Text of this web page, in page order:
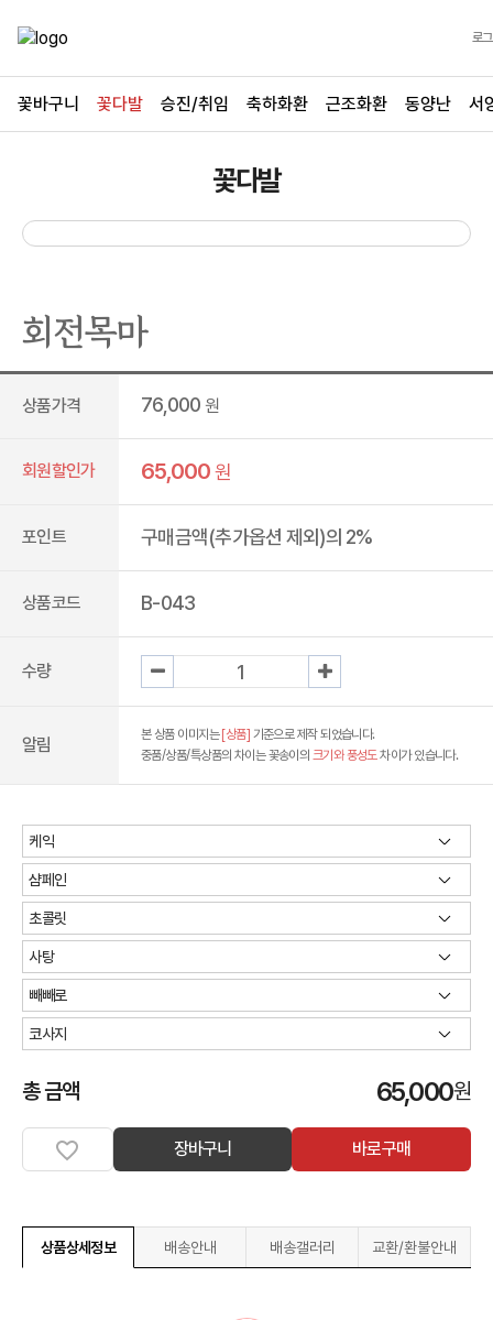
로
꽃바구니 꽃다발 승진/취임 축하화환 근조화환 동양난 서
꽃다발
회전목마
상품가격 76,000 원
회원할인가 65,000원
포인트 구매금액(추가옵션 제외)의 2%
상품코드 B-043
수량
알림 본 상품 이미지는 [상품] 기준으로 제작 되었습니다.
중품/상품/특상품의 차이는 꽃송이의 크기와 풍성도차이가 있습니다.
총 금액 65,000원
장바구니 바로구매
상품상세정보 배송안내 배송갤러리 교환/환불안내